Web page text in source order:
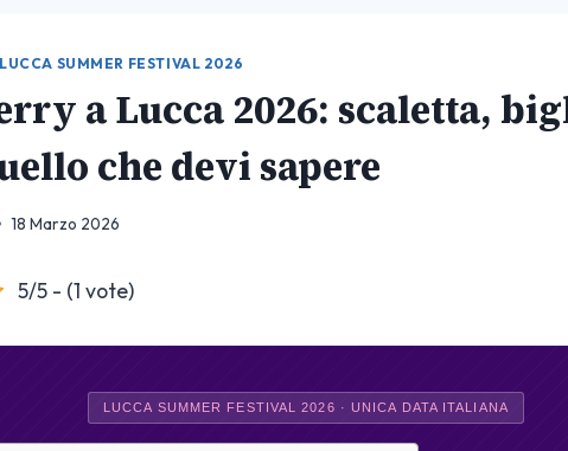
LUCCA SUMMER FESTIVAL 2026
a Lucca 2026: scaletta,
che devi sapere
18 Marzo 2026
5/5 - (1 vote)
LUCCA SUMMER FESTIVAL 2026 · UNICA DATA ITALIANA